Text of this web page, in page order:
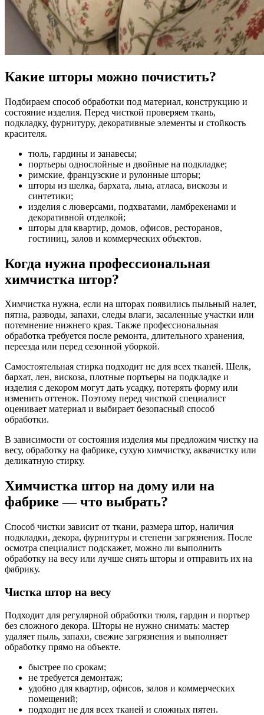
Какие шторы можно почистить?
Подбираем способ обработки под материал, конструкцию и
состояние изделия. Перед чисткой проверяем ткань,
подкладку, фурнитуру, декоративные элементы и стойкость
красителя.
тюль, гардины и занавесы;
портьеры однослойные и двойные на подкладке;
римские, французские и рулонные шторы;
шторы из шелка, бархата, льна, атласа, вискозы и
синтетики;
изделия с люверсами, подхватами, ламбрекенами и
декоративной отделкой;
шторы для квартир, домов, офисов, ресторанов,
гостиниц, залов и коммерческих объектов.
Когда нужна профессиональная
химчистка штор?
Химчистка нужна, если на шторах появились пыльный налет,
пятна, разводы, запахи, следы влаги, засаленные участки или
потемнение нижнего края. Также профессиональная
обработка требуется после ремонта, длительного хранения,
переезда или перед сезонной уборкой.
Самостоятельная стирка подходит не для всех тканей. Шелк,
бархат, лен, вискоза, плотные портьеры на подкладке и
изделия с декором могут дать усадку, потерять форму или
изменить оттенок. Поэтому перед чисткой специалист
оценивает материал и выбирает безопасный способ
обработки.
В зависимости от состояния изделия мы предложим чистку на
весу, обработку на фабрике, сухую химчистку, аквачистку или
деликатную стирку.
Химчистка штор на дому или на
фабрике — что выбрать?
Способ чистки зависит от ткани, размера штор, наличия
подкладки, декора, фурнитуры и степени загрязнения. После
осмотра специалист подскажет, можно ли выполнить
обработку на весу или лучше снять шторы и отправить их на
фабрику.
Чистка штор на весу
Подходит для регулярной обработки тюля, гардин и портьер
без сложного декора. Шторы не нужно снимать: мастер
удаляет пыль, запахи, свежие загрязнения и выполняет
обработку прямо на объекте.
быстрее по срокам;
не требуется демонтаж;
удобно для квартир, офисов, залов и коммерческих
помещений;
подходит не для всех тканей и сложных пятен.